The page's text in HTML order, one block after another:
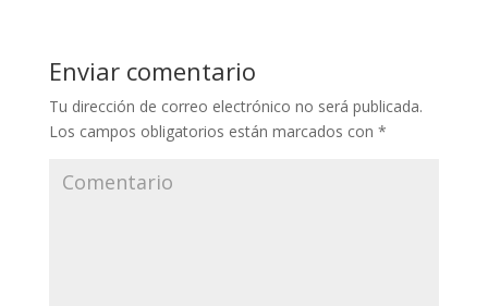
Enviar comentario
Tu dirección de correo electrónico no será publicada.
Los campos obligatorios están marcados con *